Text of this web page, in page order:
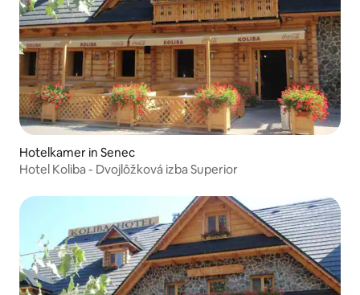
Hotelkamer in Senec
Hotel Koliba - Dvojlôžková izba Superior